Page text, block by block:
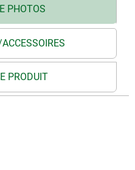
PHOTOS
PRODUIT